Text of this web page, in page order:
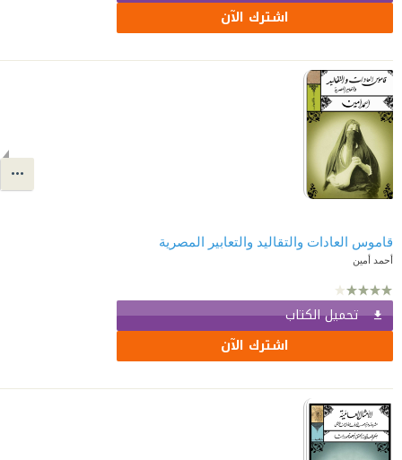
اشترك الآن
قاموس العادات والتقاليد والتعابير المصرية
أحمد أمين
تحميل الكتاب
اشترك الآن